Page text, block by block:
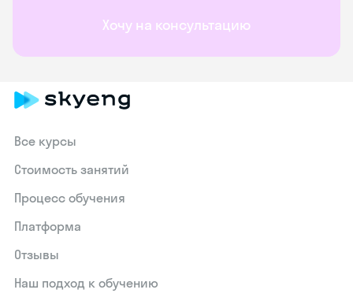
Хочу на консультацию
Все курсы
Стоимость занятий
Процесс обучения
Платформа
Отзывы
Наш подход к обучению